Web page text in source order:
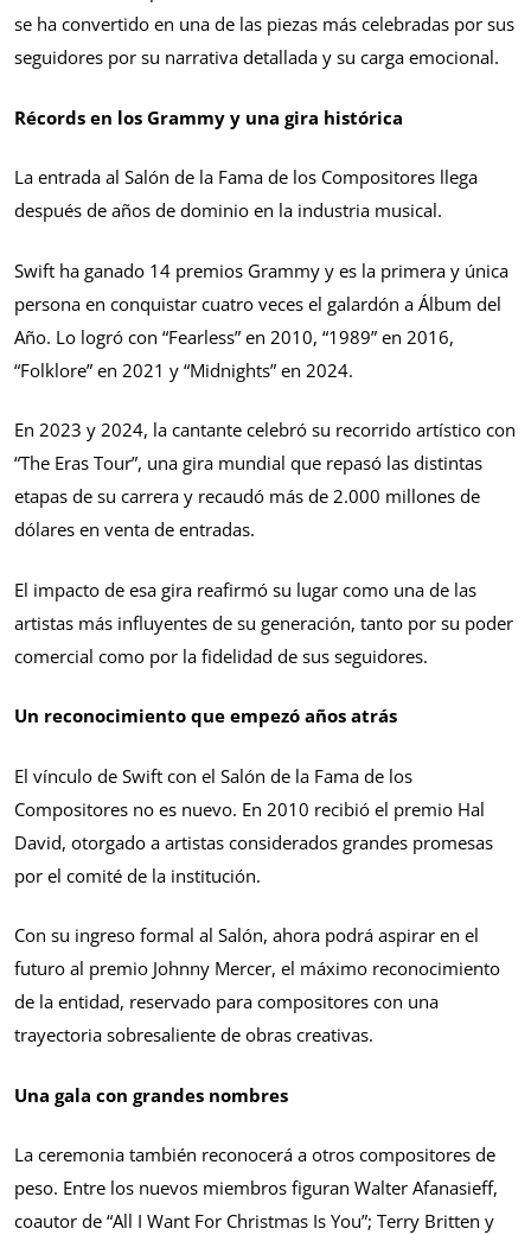
se ha convertido en una de las piezas más celebradas por sus
seguidores por su narrativa detallada y su carga emocional.
Récords en los Grammy y una gira histórica
La entrada al Salón de la Fama de los Compositores llega
después de años de dominio en la industria musical.
Swift ha ganado 14 premios Grammy y es la primera y única
persona en conquistar cuatro veces el galardón a Álbum del
Año. Lo logró con “Fearless” en 2010, “1989” en 2016,
“Folklore” en 2021 y “Midnights” en 2024.
En 2023 y 2024, la cantante celebró su recorrido artístico con
“The Eras Tour”, una gira mundial que repasó las distintas
etapas de su carrera y recaudó más de 2.000 millones de
dólares en venta de entradas.
El impacto de esa gira reafirmó su lugar como una de las
artistas más influyentes de su generación, tanto por su poder
comercial como por la fidelidad de sus seguidores.
Un reconocimiento que empezó años atrás
El vínculo de Swift con el Salón de la Fama de los
Compositores no es nuevo. En 2010 recibió el premio Hal
David, otorgado a artistas considerados grandes promesas
por el comité de la institución.
Con su ingreso formal al Salón, ahora podrá aspirar en el
futuro al premio Johnny Mercer, el máximo reconocimiento
de la entidad, reservado para compositores con una
trayectoria sobresaliente de obras creativas.
Una gala con grandes nombres
La ceremonia también reconocerá a otros compositores de
peso. Entre los nuevos miembros figuran Walter Afanasieff,
coautor de “All I Want For Christmas Is You”; Terry Britten y